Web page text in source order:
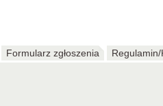
Formularz zgłoszenia